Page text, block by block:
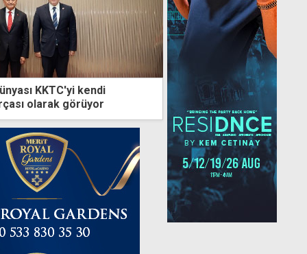
KKTC'yi kendi
olarak görüyor